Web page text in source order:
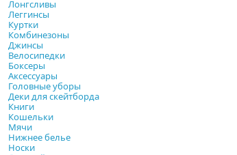
Лонгсливы
Леггинсы
Куртки
Комбинезоны
Джинсы
Велосипедки
Боксеры
Аксессуары
Головные уборы
Деки для скейтборда
Книги
Кошельки
Мячи
Нижнее белье
Носки